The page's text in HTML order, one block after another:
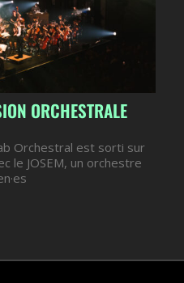
ORCHESTRALE
Orchestral est sorti sur
le JOSEM, un orchestre